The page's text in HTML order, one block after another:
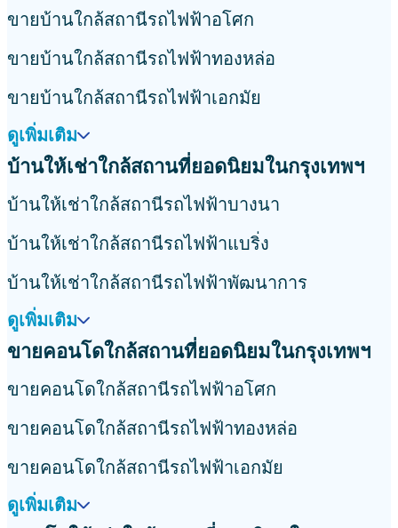
ขายบ้านใกล้สถานีรถไฟฟ้าอโศก
ขายบ้านใกล้สถานีรถไฟฟ้าทองหล่อ
ขายบ้านใกล้สถานีรถไฟฟ้าเอกมัย
ดูเพิ่มเติม
บ้านให้เช่าใกล้สถานที่ยอดนิยมในกรุงเทพฯ
บ้านให้เช่าใกล้สถานีรถไฟฟ้าบางนา
บ้านให้เช่าใกล้สถานีรถไฟฟ้าแบริ่ง
บ้านให้เช่าใกล้สถานีรถไฟฟ้าพัฒนาการ
ดูเพิ่มเติม
ขายคอนโดใกล้สถานที่ยอดนิยมในกรุงเทพฯ
ขายคอนโดใกล้สถานีรถไฟฟ้าอโศก
ขายคอนโดใกล้สถานีรถไฟฟ้าทองหล่อ
ขายคอนโดใกล้สถานีรถไฟฟ้าเอกมัย
ดูเพิ่มเติม